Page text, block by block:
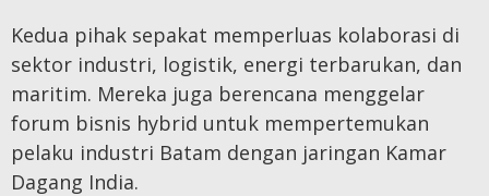
Kedua pihak sepakat memperluas kolaborasi di
sektor industri, logistik, energi terbarukan, dan
maritim. Mereka juga berencana menggelar
forum bisnis hybrid untuk mempertemukan
pelaku industri Batam dengan jaringan Kamar
Dagang India.